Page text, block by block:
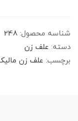
شناسه محصول: 248
دسته: علف زن
برچسب: علف زن